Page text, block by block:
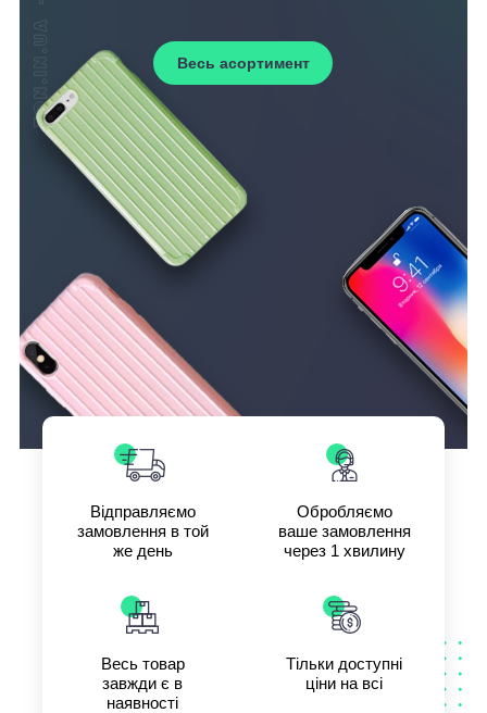
Весь асортимент
Відправляємо
замовлення в той
же день
Обробляємо
ваше замовлення
через 1 хвилину
Весь товар
завжди є в
наявності
Тільки доступні
ціни на всі